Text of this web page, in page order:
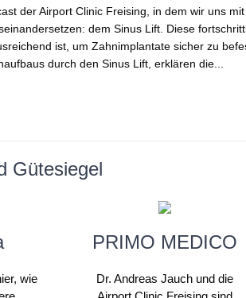
der Airport Clinic Freising, in dem wir uns
dem Sinus Lift. Diese
ist, um Zahnimplantate sicher zu
durch den Sinus Lift, erklären die...
Gütesiegel
wie
PRIMO MEDICO
Dr. Andreas Jauch und die